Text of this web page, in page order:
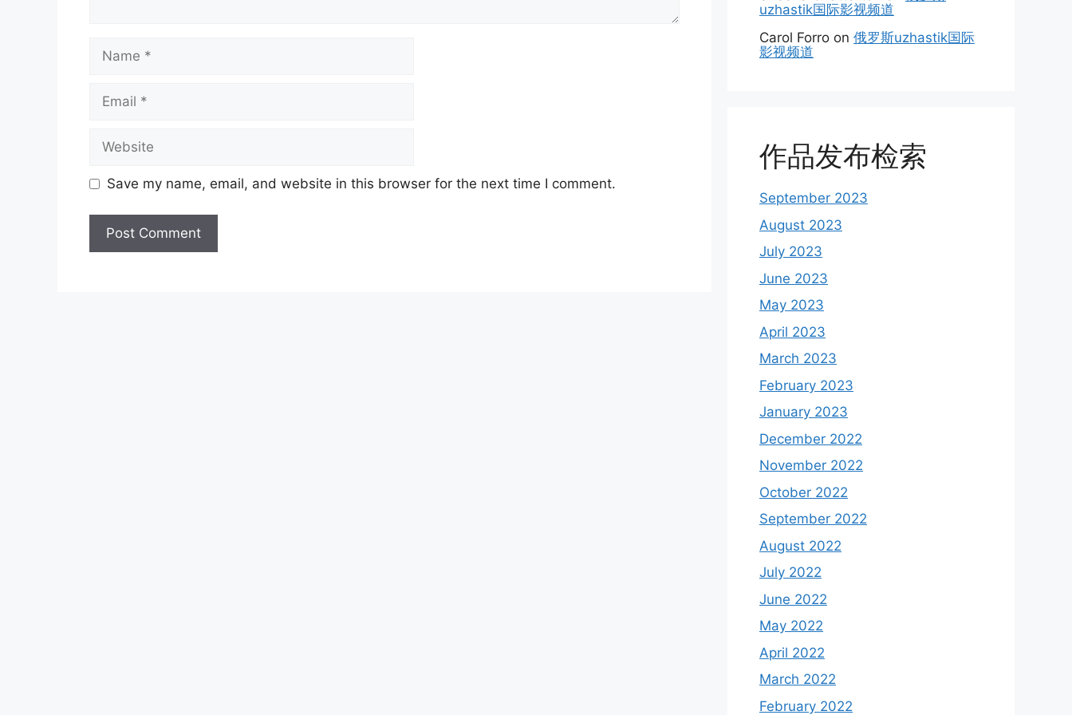
Name
Email
Website
Save my name, email, and website in this browser for the next time I comment.
uzhastik国际影视频道
Carol Forro on 俄罗斯uzhastik国际
影视频道
作品发布检索
September 2023
August 2023
July 2023
June 2023
May 2023
April 2023
March 2023
February 2023
January 2023
December 2022
November 2022
October 2022
September 2022
August 2022
July 2022
June 2022
May 2022
April 2022
March 2022
February 2022